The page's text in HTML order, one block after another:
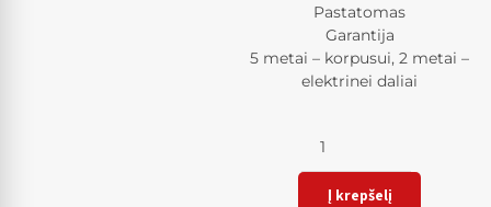
Pastatomas
Garantija
5 metai – korpusui, 2 metai –
elektrinei daliai
Į krepšelį